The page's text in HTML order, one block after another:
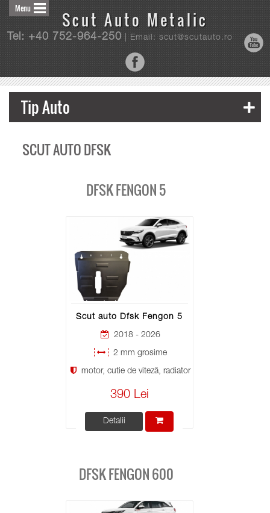
Scut Auto Metalic
Tel: +40 752-964-250| Email: scut@scutauto.ro
Menu
Tip Auto
SCUT AUTO DFSK
DFSK FENGON 5
Scut auto Dfsk Fengon 5
2018 - 2026
2 mm grosime
motor, cutie de viteză, radiator
390 Lei
Detalii
DFSK FENGON 600